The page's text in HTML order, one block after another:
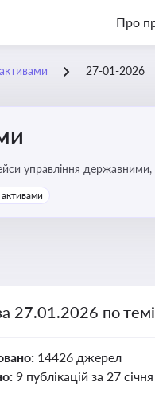
Про
27-01-2026
управління державними,
використання майна
27.01.2026 по
14426 джерел
9 публікацій за 27 січня